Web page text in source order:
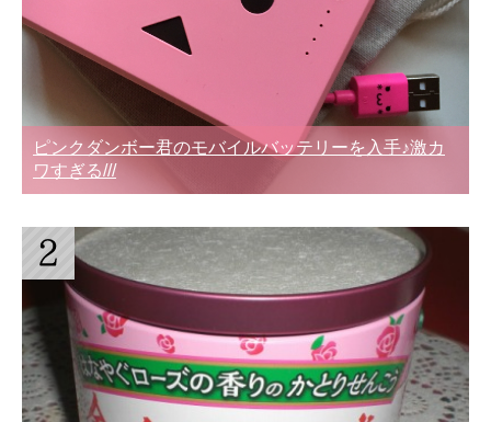
ピンクダンボー君のモバイルバッテリーを入手♪激カ
ワすぎる///